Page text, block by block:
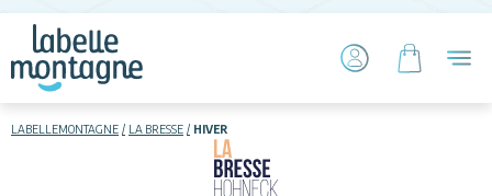
LABELLEMONTAGNE LA BRESSE HIVER